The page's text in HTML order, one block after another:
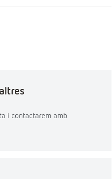
i contactarem amb